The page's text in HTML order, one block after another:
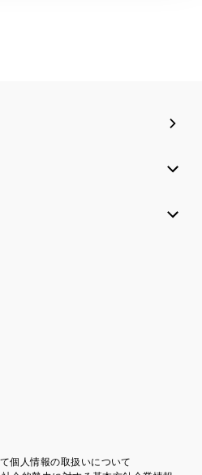
個人情報の取扱いについて